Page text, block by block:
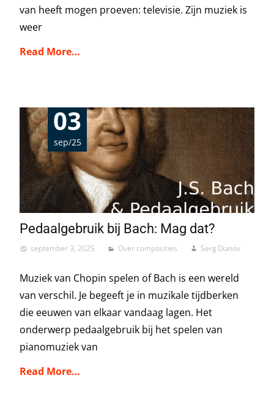
van heeft mogen proeven: televisie. Zijn muziek is
weer
Read More…
03
sep/25
Pedaalgebruik bij Bach: Mag dat?
september 3, 2025 Over composities Serg Dianov
Muziek van Chopin spelen of Bach is een wereld
van verschil. Je begeeft je in muzikale tijdberken
die eeuwen van elkaar vandaag lagen. Het
onderwerp pedaalgebruik bij het spelen van
pianomuziek van
Read More…